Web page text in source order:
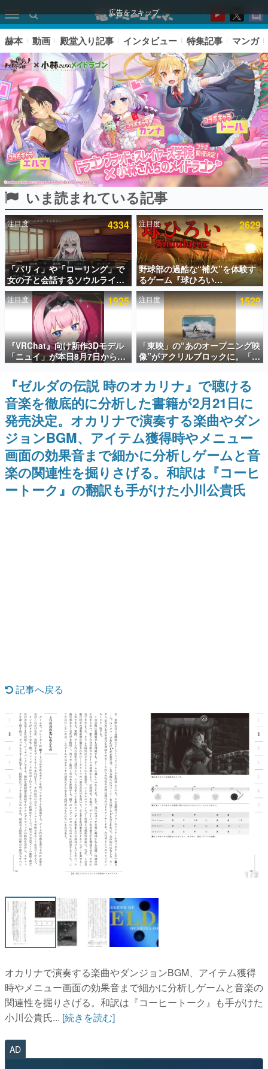
広告をスキップ
ピックアップ
電ファミのいま読まれている記事ランキング
アプリセール情報
インタビュー
連載・特集一覧
殿堂入り記事
SNS拡散数が数千以上！ ページビュー数万以上！ などな
ど。多くの人々に読まれた、電ファミ渾身の“殿堂入り”記
事をまとめました。
ゲームの企画書
名作ゲームクリエイターの方々に製作時のエピソードをお
聞きし、ヒットする企画（ゲーム）とは何か？を探ってい
きます。
赫本
この物語を解いてはいけない。『赫本』は、〈試験問題〉
の形をした短編ホラー小説集です。
新世代に訊く
これからのデジタルゲーム市場を担う若きクリエイター達
の姿を追い、彼らのルーツと情熱を探っていきます。
ゲームが変えた日本語
「経験値」「裏技」「ラスボス」… ゲームにまつわる言葉
の起源や用法の変遷を、コンピューター文化史研究家・タ
イニーP氏が徹底調査。
カテゴリ
特集記事
マンガ
女性向け
アプリレビュー
その他
電ファミニコゲーマーとは？
運営：株式会社マレ
赫本 動画 殿堂入り記事 インタビュー 特集記事 マンガ
いま読まれている記事
注目度 4334
「パリィ」や「ローリング」で
女の子と会話するソウルライク
恋愛ゲーム『小早川さんはソウ
ルライク』無料公開。返事に失
敗すると「YOU DIED」
注目度 2629
野球部の過酷な“補欠”を体験す
るゲーム『球ひろい
Simulator』が「1件」のウィッ
シュリストをもとにチェコ語に
対応しSNSで話題に。『キング
ダム・カム』開発元やチェコの
プロ野球選手から称賛の声
注目度 1925
『VRChat』向け新作3Dモデル
「ニュイ」が本日8月7日から
BOOTHにて発売。瞳に光る星
や感情豊かな表情が、小悪魔か
わいい
注目度 1529
「東映」の“あのオープニング映
像”がアクリルブロックに。「東
映ヒストリカル グッズコレクシ
ョン」が8月下旬より発売
『ゼルダの伝説 時のオカリナ』で聴ける
音楽を徹底的に分析した書籍が2月21日に
発売決定。オカリナで演奏する楽曲やダン
ジョンBGM、アイテム獲得時やメニュー
画面の効果音まで細かに分析しゲームと音
楽の関連性を掘りさげる。和訳は『コーヒ
ートーク』の翻訳も手がけた小川公貴氏
記事へ戻る
1 / 3
オカリナで演奏する楽曲やダンジョンBGM、アイテム獲得
時やメニュー画面の効果音まで細かに分析しゲームと音楽の
関連性を掘りさげる。和訳は『コーヒートーク』も手がけた
小川公貴氏... [続きを読む]
AD